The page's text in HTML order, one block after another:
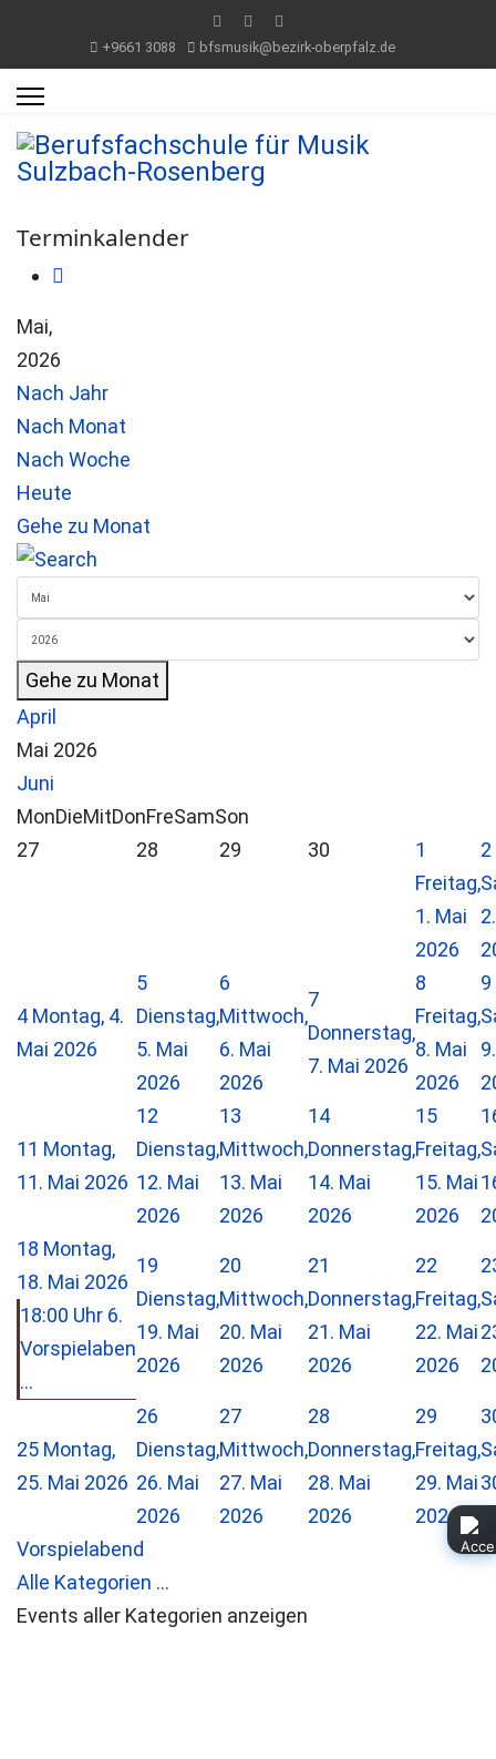
+9661 3088 bfsmusik@bezirk-oberpfalz.de
Terminkalender
Mai,
2026
Nach Jahr
Nach Monat
Nach Woche
Heute
Gehe zu Monat
Gehe zu Monat
April
Mai 2026
Juni
MonDieMitDonFreSamSon
27
28 29 30
1
Freitag,
1. Mai
2026
2
4 Montag, 4.
Mai 2026
5
Dienstag,
5. Mai
2026
6
Mittwoch,
6. Mai
2026
7
Donnerstag,
7. Mai 2026
8
Freitag,
8. Mai
2026
9
11 Montag,
11. Mai 2026
12
Dienstag,
12. Mai
2026
13
Mittwoch,
13. Mai
2026
14
Donnerstag,
14. Mai
2026
15
Freitag,
15. Mai
2026
18 Montag,
18. Mai 2026
18:00 Uhr 6.
Vorspielaben
...
19
Dienstag,
19. Mai
2026
20
Mittwoch,
20. Mai
2026
21
Donnerstag,
21. Mai
2026
22
Freitag,
22. Mai
2026
25 Montag,
25. Mai 2026
26
Dienstag,
26. Mai
2026
27
Mittwoch,
27. Mai
2026
28
Donnerstag,
28. Mai
2026
29
Freitag,
29. Mai
2026
Vorspielabend
Alle Kategorien ...
Events aller Kategorien anzeigen